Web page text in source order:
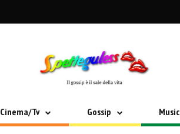
Cinema/Tv Gossip Music